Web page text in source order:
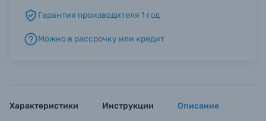
Б/У фототехника (Комиссионные товары)
Гарантия производителя 1 год
Можно в рассрочку или кредит
Характеристики Инструкции Описание